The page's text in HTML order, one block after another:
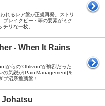
れるレア盤が正規再発。ストリ
ブレイクビート等の要素がミク
チリな一枚。
- When It Rains
からの”Oblivion”が鮮烈だった
の気鋭が[Pain Management]を
ブ沼系推薦盤！
Johatsu